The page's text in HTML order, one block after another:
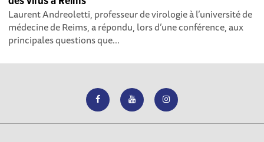
Laurent Andreoletti, professeur de virologie à l’université de
médecine de Reims, a répondu, lors d’une conférence, aux
principales questions que...